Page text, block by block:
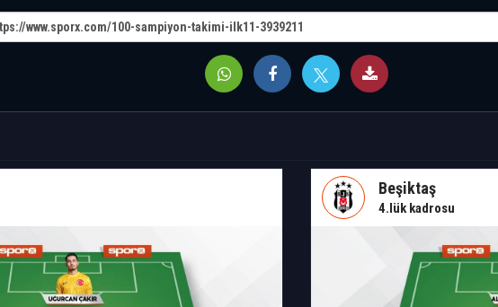
Beşiktaş
4.lük kadrosu